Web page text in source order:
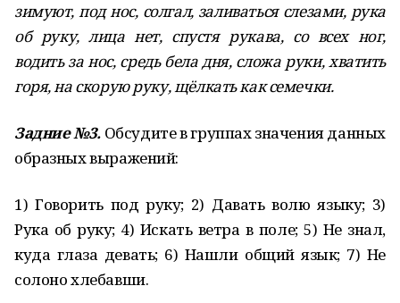
зимуют, под нос, солгал, заливаться слезами, рука
об руку, лица нет, спустя рукава, со всех ног,
водить за нос, средь бела дня, сложа руки, хватить
горя, на скорую руку, щёлкать как семечки.
Задние №3. Обсудите в группах значения данных
образных выражений:
1) Говорить под руку; 2) Давать волю языку; 3)
Рука об руку; 4) Искать ветра в поле; 5) Не знал,
куда глаза девать; 6) Нашли общий язык; 7) Не
солоно хлебавши.